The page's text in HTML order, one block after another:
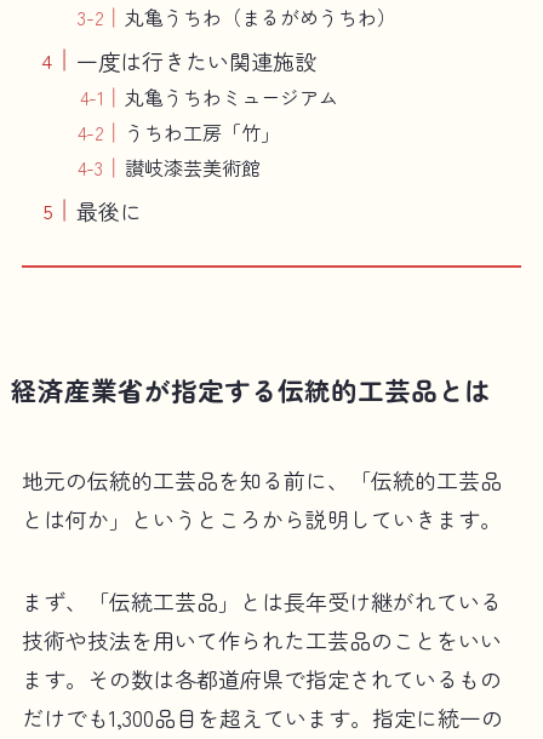
丸亀うちわ（まるがめうちわ）
一度は行きたい関連施設
丸亀うちわミュージアム
うちわ工房「竹」
讃岐漆芸美術館
最後に
経済産業省が指定する伝統的工芸品とは
地元の伝統的工芸品を知る前に、「伝統的工芸品
とは何か」というところから説明していきます。
まず、「伝統工芸品」とは長年受け継がれている
技術や技法を用いて作られた工芸品のことをいい
ます。その数は各都道府県で指定されているもの
だけでも1,300品目を超えています。指定に統一の